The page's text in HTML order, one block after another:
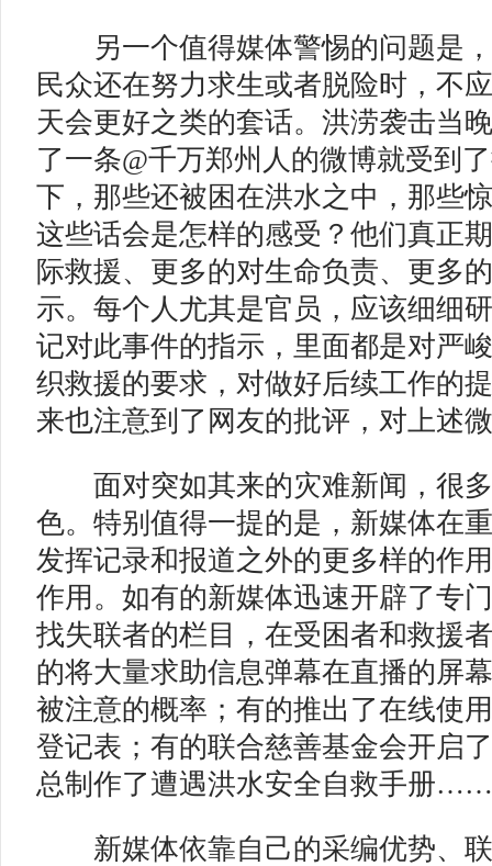
另一个值得媒体警惕的问题是，
民众还在努力求生或者脱险时，不
天会更好之类的套话。洪涝袭击当
了一条@千万郑州人的微博就受到
下，那些还被困在洪水之中，那些
这些话会是怎样的感受？他们真正
际救援、更多的对生命负责、更多
示。每个人尤其是官员，应该细细
记对此事件的指示，里面都是对严
织救援的要求，对做好后续工作的
来也注意到了网友的批评，对上述
面对突如其来的灾难新闻，很多
色。特别值得一提的是，新媒体在
发挥记录和报道之外的更多样的作
作用。如有的新媒体迅速开辟了专
找失联者的栏目，在受困者和救援
的将大量求助信息弹幕在直播的屏
被注意的概率；有的推出了在线使
登记表；有的联合慈善基金会开启
总制作了遭遇洪水安全自救手册……
新媒体依靠自己的采编优势、联